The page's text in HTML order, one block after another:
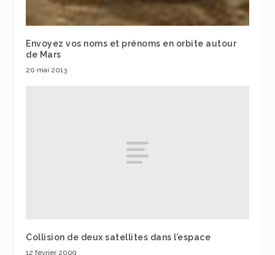
Envoyez vos noms et prénoms en orbite autour
de Mars
20 mai 2013
Collision de deux satellites dans l’espace
12 février 2009